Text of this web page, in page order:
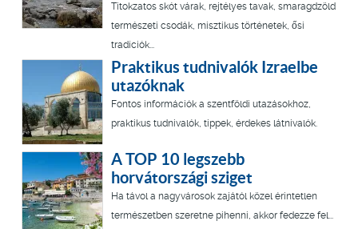
Titokzatos skót várak, rejtélyes tavak, smaragdzöld
természeti csodák, misztikus történetek, ősi
tradíciók...
Praktikus tudnivalók Izraelbe
utazóknak
Fontos információk a szentföldi utazásokhoz,
praktikus tudnivalók, tippek, érdekes látnivalók.
A TOP 10 legszebb
horvátországi sziget
Ha távol a nagyvárosok zajától közel érintetlen
természetben szeretne pihenni, akkor fedezze fel...